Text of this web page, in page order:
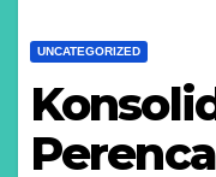
UNCATEGORIZED